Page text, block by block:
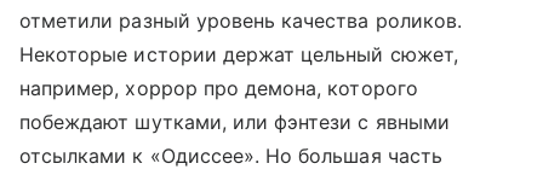
отметили разный уровень качества роликов.
Некоторые истории держат цельный сюжет,
например, хоррор про демона, которого
побеждают шутками, или фэнтези с явными
отсылками к «Одиссее». Но большая часть